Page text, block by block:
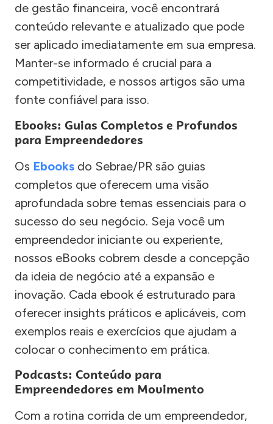
de gestão financeira, você encontrará
conteúdo relevante e atualizado que pode
ser aplicado imediatamente em sua empresa.
Manter-se informado é crucial para a
competitividade, e nossos artigos são uma
fonte confiável para isso.
Ebooks: Guias Completos e Profundos
para Empreendedores
Os Ebooks do Sebrae/PR são guias
completos que oferecem uma visão
aprofundada sobre temas essenciais para o
sucesso do seu negócio. Seja você um
empreendedor iniciante ou experiente,
nossos eBooks cobrem desde a concepção
da ideia de negócio até a expansão e
inovação. Cada ebook é estruturado para
oferecer insights práticos e aplicáveis, com
exemplos reais e exercícios que ajudam a
colocar o conhecimento em prática.
Podcasts: Conteúdo para
Empreendedores em Movimento
Com a rotina corrida de um empreendedor,